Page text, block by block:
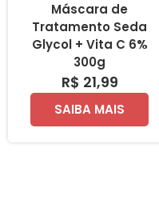
Máscara de
Tratamento Seda
Glycol + Vita C 6%
300g
R$ 21,99
SAIBA MAIS